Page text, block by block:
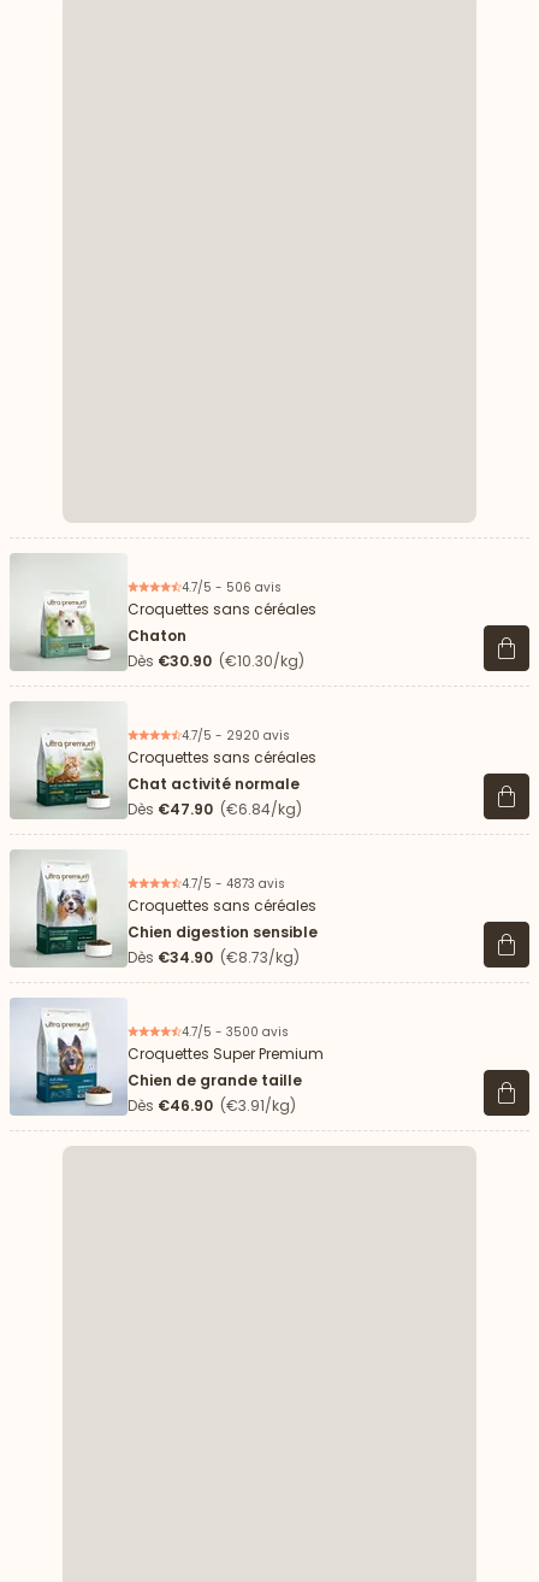
4.7/5 - 506 avis
Croquettes sans céréales
Chaton
Dès €30.90 (€10.30/kg) Voir
4.7/5 - 2920 avis
Croquettes sans céréales
Chat activité normale
Dès €47.90 (€6.84/kg) Voir
4.7/5 - 4873 avis
Croquettes sans céréales
Chien digestion sensible
Dès €34.90 (€8.73/kg) Voir
4.7/5 - 3500 avis
Croquettes Super Premium
Chien de grande taille
Dès €46.90 (€3.91/kg) Voir